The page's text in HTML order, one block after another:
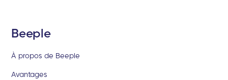
Beeple
À propos de Beeple
Avantages